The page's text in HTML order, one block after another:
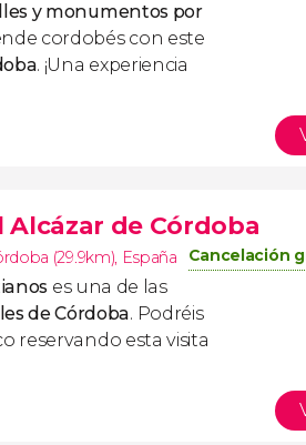
y monumentos por
cordobés con este
. ¡Una experiencia
de Córdoba
(29.9km), España Cancelación
es una de las
de Córdoba. Podréis
reservando esta visita